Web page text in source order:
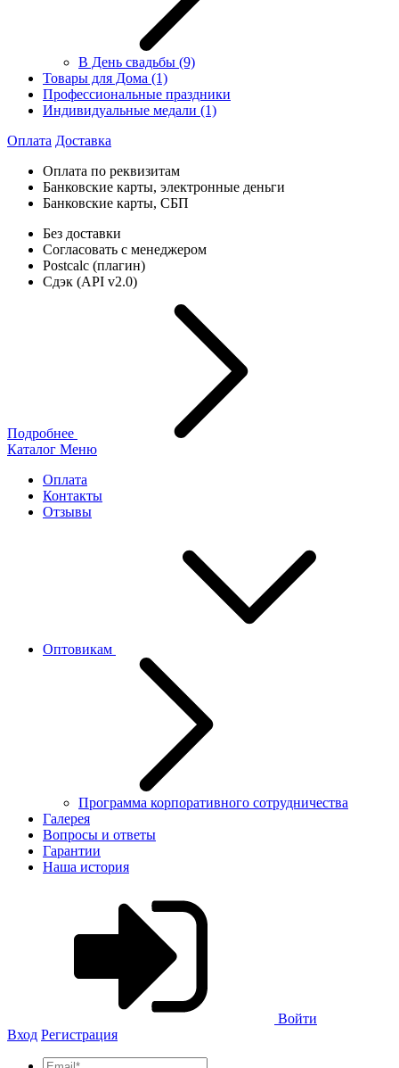
В День свадьбы (9)
Товары для Дома (1)
Профессиональные праздники
Индивидуальные медали (1)
Оплата Доставка
Оплата по реквизитам
Банковские карты, электронные деньги
Банковские карты, СБП
Без доставки
Согласовать с менеджером
Postcalc (плагин)
Сдэк (API v2.0)
Подробнее
Каталог Меню
Оплата
Контакты
Отзывы
Оптовикам
Программа корпоративного сотрудничества
Галерея
Вопросы и ответы
Гарантии
Наша история
Войти
Вход Регистрация